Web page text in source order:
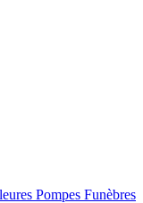
Pompes Funèbres